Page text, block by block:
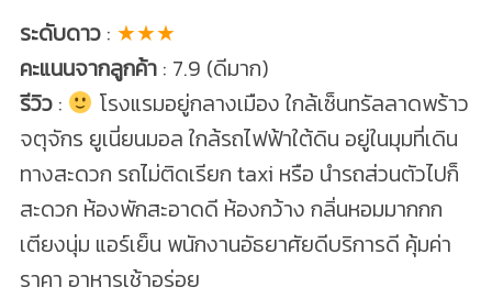
ระดับดาว: ★★★
คะแนนจากลูกค้า: 7.9 (ดีมาก)
รีวิว:
โรงแรมอยู่กลางเมือง ใกล้เซ็นทรัลลาดพร้าว
จตุจักร ยูเนี่ยนมอล ใกล้รถไฟฟ้าใต้ดิน อยู่ในมุมที่เดิน
ทางสะดวก รถไม่ติดเรียก taxi หรือ นำรถส่วนตัวไปก็
สะดวก ห้องพักสะอาดดี ห้องกว้าง กลิ่นหอมมากกก
เตียงนุ่ม แอร์เย็น พนักงานอัธยาศัยดีบริการดี คุ้มค่า
ราคา อาหารเช้าอร่อย